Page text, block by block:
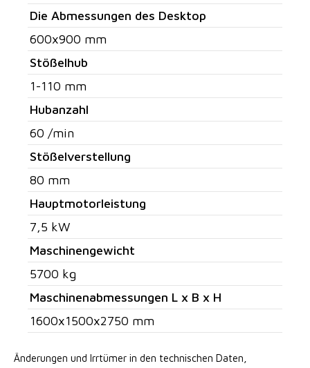
Die Abmessungen des Desktop
600x900 mm
Stößelhub
1-110 mm
Hubanzahl
60 /min
Stößelverstellung
80 mm
Hauptmotorleistung
7,5 kW
Maschinengewicht
5700 kg
Maschinenabmessungen L x B x H
1600x1500x2750 mm
Änderungen und Irrtümer in den technischen Daten,